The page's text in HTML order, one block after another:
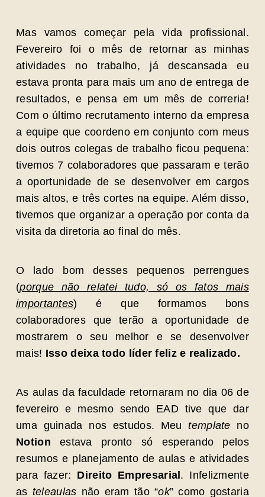
Mas vamos começar pela vida profissional.
Fevereiro foi o mês de retornar as minhas
atividades no trabalho, já descansada eu
estava pronta para mais um ano de entrega de
resultados, e pensa em um mês de correria!
Com o último recrutamento interno da empresa
a equipe que coordeno em conjunto com meus
dois outros colegas de trabalho ficou pequena:
tivemos 7 colaboradores que passaram e terão
a oportunidade de se desenvolver em cargos
mais altos, e três cortes na equipe. Além disso,
tivemos que organizar a operação por conta da
visita da diretoria ao final do mês.
O lado bom desses pequenos perrengues
(porque não relatei tudo, só os fatos mais
importantes) é que formamos bons
colaboradores que terão a oportunidade de
mostrarem o seu melhor e se desenvolver
mais! Isso deixa todo líder feliz e realizado.
As aulas da faculdade retornaram no dia 06 de
fevereiro e mesmo sendo EAD tive que dar
uma guinada nos estudos. Meutemplate no
Notion estava pronto só esperando pelos
resumos e planejamento de aulas e atividades
para fazer: Direito Empresarial. Infelizmente
as teleaulas não eram tão “ok” como gostaria